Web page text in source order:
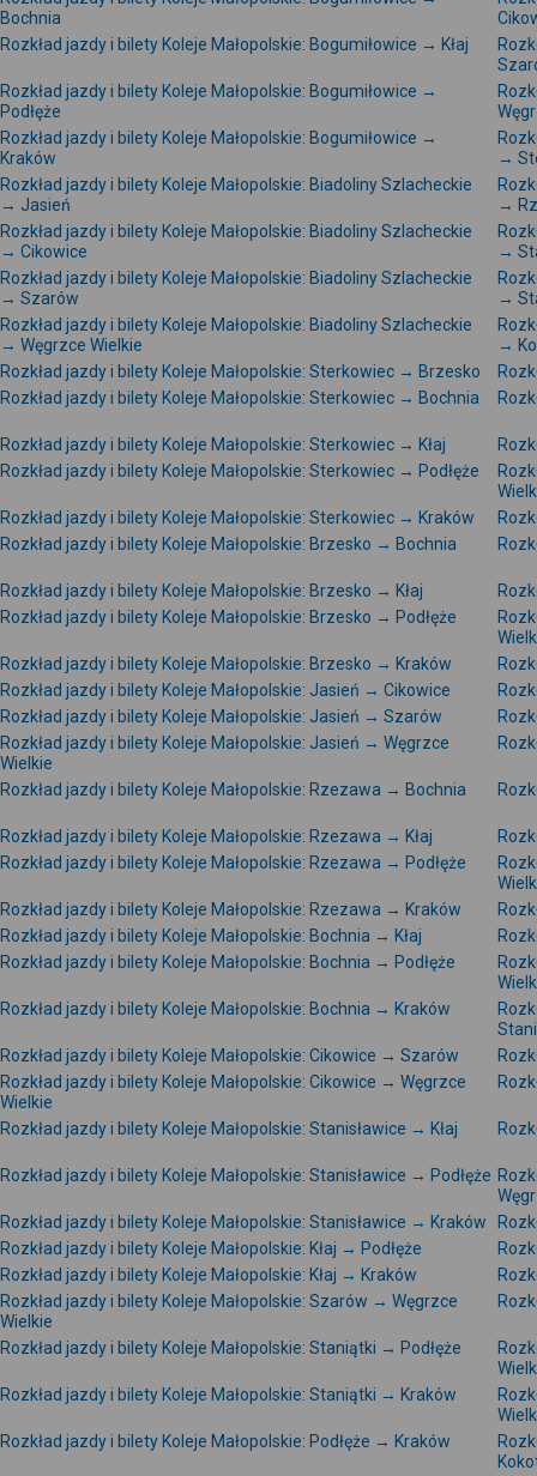
Bochnia
Rozkład jazdy i bilety Koleje Małopolskie: Bogumiłowice → Kłaj
Rozkład jazdy i bilety Koleje Małopolskie: Bogumiłowice →
Podłęże
Rozkład jazdy i bilety Koleje Małopolskie: Bogumiłowice →
Kraków
→
Rozkład jazdy i bilety Koleje Małopolskie: Biadoliny Szlacheckie
→ Jasień
→
Rozkład jazdy i bilety Koleje Małopolskie: Biadoliny Szlacheckie
→ Cikowice
→
Rozkład jazdy i bilety Koleje Małopolskie: Biadoliny Szlacheckie
→ Szarów
→
Rozkład jazdy i bilety Koleje Małopolskie: Biadoliny Szlacheckie
→ Węgrzce Wielkie
→
Rozkład jazdy i bilety Koleje Małopolskie: Sterkowiec → Brzesko
Rozkład jazdy i bilety Koleje Małopolskie: Sterkowiec → Bochnia
Rozkład jazdy i bilety Koleje Małopolskie: Sterkowiec → Kłaj
Rozkład jazdy i bilety Koleje Małopolskie: Sterkowiec → Podłęże
Rozkład jazdy i bilety Koleje Małopolskie: Sterkowiec → Kraków
Rozkład jazdy i bilety Koleje Małopolskie: Brzesko → Bochnia
Rozkład jazdy i bilety Koleje Małopolskie: Brzesko → Kłaj
Rozkład jazdy i bilety Koleje Małopolskie: Brzesko → Podłęże
Rozkład jazdy i bilety Koleje Małopolskie: Brzesko → Kraków
Rozkład jazdy i bilety Koleje Małopolskie: Jasień → Cikowice
Rozkład jazdy i bilety Koleje Małopolskie: Jasień → Szarów
Rozkład jazdy i bilety Koleje Małopolskie: Jasień → Węgrzce
Wielkie
Rozkład jazdy i bilety Koleje Małopolskie: Rzezawa → Bochnia
Rozkład jazdy i bilety Koleje Małopolskie: Rzezawa → Kłaj
Rozkład jazdy i bilety Koleje Małopolskie: Rzezawa → Podłęże
Rozkład jazdy i bilety Koleje Małopolskie: Rzezawa → Kraków
Rozkład jazdy i bilety Koleje Małopolskie: Bochnia → Kłaj
Rozkład jazdy i bilety Koleje Małopolskie: Bochnia → Podłęże
Rozkład jazdy i bilety Koleje Małopolskie: Bochnia → Kraków
Rozkład jazdy i bilety Koleje Małopolskie: Cikowice → Szarów
Rozkład jazdy i bilety Koleje Małopolskie: Cikowice → Węgrzce
Wielkie
Rozkład jazdy i bilety Koleje Małopolskie: Stanisławice → Kłaj
Rozkład jazdy i bilety Koleje Małopolskie: Stanisławice → Podłęże
Rozkład jazdy i bilety Koleje Małopolskie: Stanisławice → Kraków
Rozkład jazdy i bilety Koleje Małopolskie: Kłaj → Podłęże
Rozkład jazdy i bilety Koleje Małopolskie: Kłaj → Kraków
Rozkład jazdy i bilety Koleje Małopolskie: Szarów → Węgrzce
Wielkie
Rozkład jazdy i bilety Koleje Małopolskie: Staniątki → Podłęże
Rozkład jazdy i bilety Koleje Małopolskie: Staniątki → Kraków
Rozkład jazdy i bilety Koleje Małopolskie: Podłęże → Kraków